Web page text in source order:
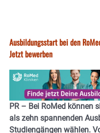
Ausbildungsstart bei den
Jetzt bewerben
PR – Bei RoMed können
als zehn spannenden
Studiengängen wählen.